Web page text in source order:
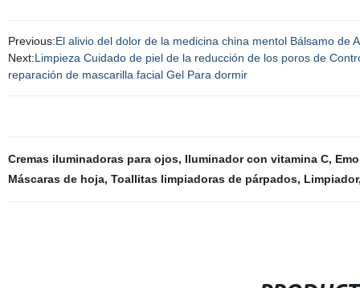
Previous:El alivio del dolor de la medicina china mentol Bálsamo de
Next:Limpieza Cuidado de piel de la reducción de los poros de
reparación de mascarilla facial Gel Para dormir
Cremas iluminadoras para ojos, Iluminador con vitamina C,
Máscaras de hoja, Toallitas limpiadoras de párpados, Limpiador